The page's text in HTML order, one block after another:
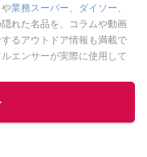
や業務スーパー、 ダイソー、
れた名品を、コラムや動画
るアウトドア情報も満載で
エンサーが実際に使用して